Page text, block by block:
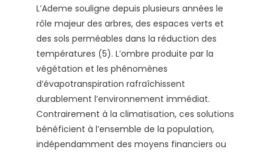
L’Ademe souligne depuis plusieurs années le
rôle majeur des arbres, des espaces verts et
des sols perméables dans la réduction des
températures (5). L’ombre produite par la
végétation et les phénomènes
d’évapotranspiration rafraîchissent
durablement l’environnement immédiat.
Contrairement à la climatisation, ces solutions
bénéficient à l’ensemble de la population,
indépendamment des moyens financiers ou